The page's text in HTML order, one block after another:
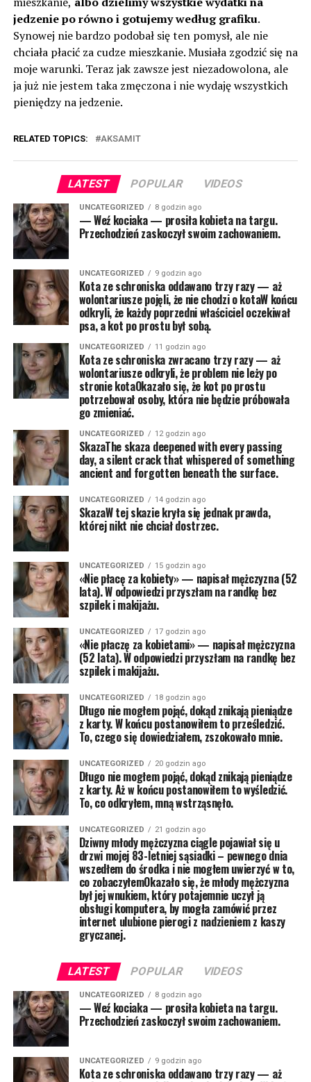
jedzenie po równo i gotujemy według grafiku.
Synowej nie bardzo podobał się ten pomysł, ale nie
chciała płacić za cudze mieszkanie. Musiała zgodzić się na
moje warunki. Teraz jak zawsze jest niezadowolona, ​​ale
ja już nie jestem taka zmęczona i nie wydaję wszystkich
pieniędzy na jedzenie.
RELATED TOPICS: AKSAMIT
LATEST POPULAR VIDEOS
UNCATEGORIZED 8 godzin ago
— Weź kociaka — prosiła kobieta na targu.
Przechodzień zaskoczył swoim zachowaniem.
UNCATEGORIZED 9 godzin ago
Kota ze schroniska oddawano trzy razy — aż
wolontariusze pojęli, że nie chodzi o kotaW końcu
odkryli, że każdy poprzedni właściciel oczekiwał
psa, a kot po prostu był sobą.
UNCATEGORIZED 11 godzin ago
Kota ze schroniska zwracano trzy razy — aż
wolontariusze odkryli, że problem nie leży po
stronie kotaOkazało się, że kot po prostu
potrzebował osoby, która nie będzie próbowała
go zmieniać.
UNCATEGORIZED 12 godzin ago
SkazaThe skaza deepened with every passing
day, a silent crack that whispered of something
ancient and forgotten beneath the surface.
UNCATEGORIZED 14 godzin ago
SkazaW tej skazie kryła się jednak prawda,
której nikt nie chciał dostrzec.
UNCATEGORIZED 15 godzin ago
«Nie płacę za kobiety» — napisał mężczyzna (52
lata). W odpowiedzi przyszłam na randkę bez
szpilek i makijażu.
UNCATEGORIZED 17 godzin ago
«Nie płaczę za kobietami» — napisał mężczyzna
(52 lata). W odpowiedzi przyszłam na randkę bez
szpilek i makijażu.
UNCATEGORIZED 18 godzin ago
Długo nie mogłem pojąć, dokąd znikają pieniądze
z karty. W końcu postanowiłem to prześledzić.
To, czego się dowiedziałem, zszokowało mnie.
UNCATEGORIZED 20 godzin ago
Długo nie mogłem pojąć, dokąd znikają pieniądze
z karty. Aż w końcu postanowiłem to wyśledzić.
To, co odkryłem, mną wstrząsnęło.
UNCATEGORIZED 21 godzin ago
Dziwny młody mężczyzna ciągle pojawiał się u
drzwi mojej 83-letniej sąsiadki – pewnego dnia
wszedłem do środka i nie mogłem uwierzyć w to,
co zobaczyłemOkazało się, że młody mężczyzna
był jej wnukiem, który potajemnie uczył ją
obsługi komputera, by mogła zamówić przez
internet ulubione pierogi z nadzieniem z kaszy
gryczanej.
LATEST POPULAR VIDEOS
UNCATEGORIZED 8 godzin ago
— Weź kociaka — prosiła kobieta na targu.
Przechodzień zaskoczył swoim zachowaniem.
UNCATEGORIZED 9 godzin ago
Kota ze schroniska oddawano trzy razy — aż